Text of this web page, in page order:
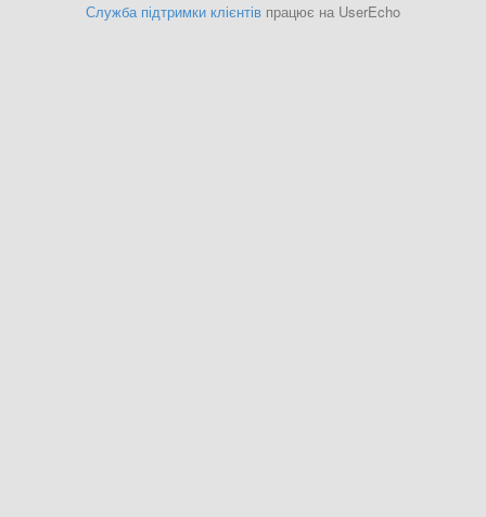
Служба підтримки клієнтів працює на UserEcho